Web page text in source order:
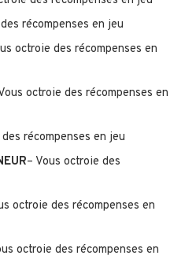
récompenses en jeu
octroie des récompenses en
octroie des récompenses en
récompenses en jeu
– Vous octroie des
octroie des récompenses en
octroie des récompenses en